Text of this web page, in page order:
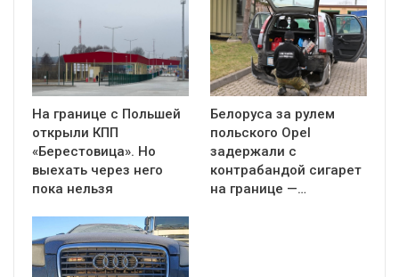
На границе с Польшей
открыли КПП
«Берестовица». Но
выехать через него
пока нельзя
Белоруса за рулем
польского Opel
задержали с
контрабандой сигарет
на границе —…